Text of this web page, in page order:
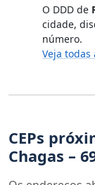
O DDD de
cidade,
número.
Veja todas
CEPs
Chagas –